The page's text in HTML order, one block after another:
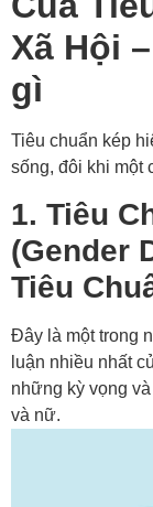
Xã Hội
gì
Tiêu chuẩn kép
sống, đôi khi một
1. Tiêu
(Gender
Tiêu
Đây là một trong
luận nhiều nhất
những kỳ vọng
và nữ.